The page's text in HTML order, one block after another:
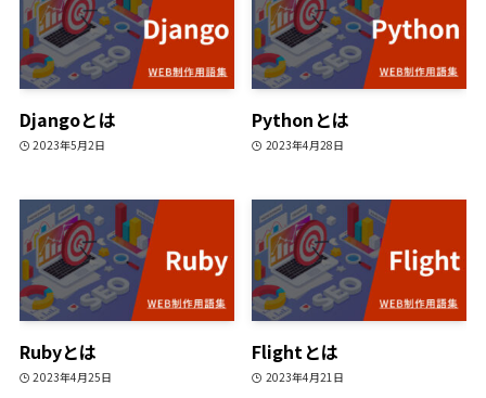
Djangoとは
2023年5月2日
Pythonとは
2023年4月28日
Rubyとは
2023年4月25日
Flightとは
2023年4月21日